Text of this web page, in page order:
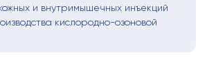
и внутримышечных инъекций
кислородно-озоновой